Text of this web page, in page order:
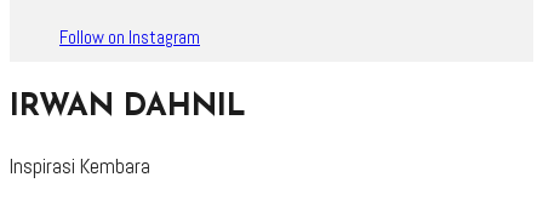
Follow on Instagram
IRWAN DAHNIL
Inspirasi Kembara